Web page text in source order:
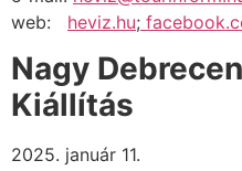
web: heviz.hu;
Nagy
Kiállítás
2025. január 11.